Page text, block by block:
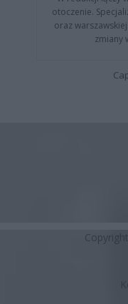
otoczenie.
oraz
zmiany